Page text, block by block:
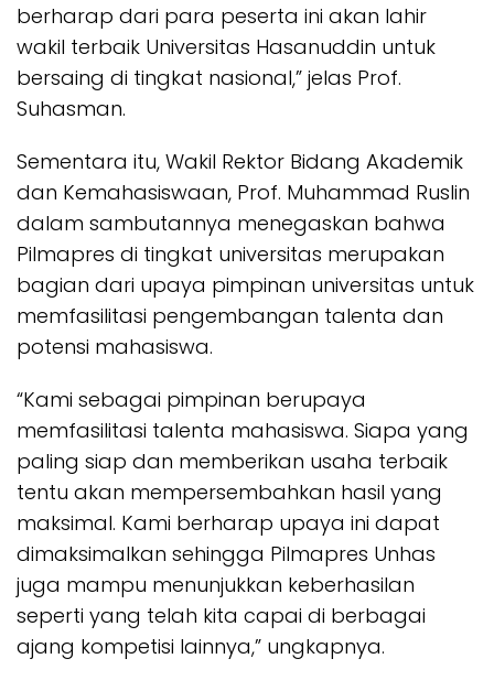
berharap dari para peserta ini akan lahir
wakil terbaik Universitas Hasanuddin untuk
bersaing di tingkat nasional,” jelas Prof.
Suhasman.
Sementara itu, Wakil Rektor Bidang Akademik
dan Kemahasiswaan, Prof. Muhammad Ruslin
dalam sambutannya menegaskan bahwa
Pilmapres di tingkat universitas merupakan
bagian dari upaya pimpinan universitas untuk
memfasilitasi pengembangan talenta dan
potensi mahasiswa.
“Kami sebagai pimpinan berupaya
memfasilitasi talenta mahasiswa. Siapa yang
paling siap dan memberikan usaha terbaik
tentu akan mempersembahkan hasil yang
maksimal. Kami berharap upaya ini dapat
dimaksimalkan sehingga Pilmapres Unhas
juga mampu menunjukkan keberhasilan
seperti yang telah kita capai di berbagai
ajang kompetisi lainnya,” ungkapnya.